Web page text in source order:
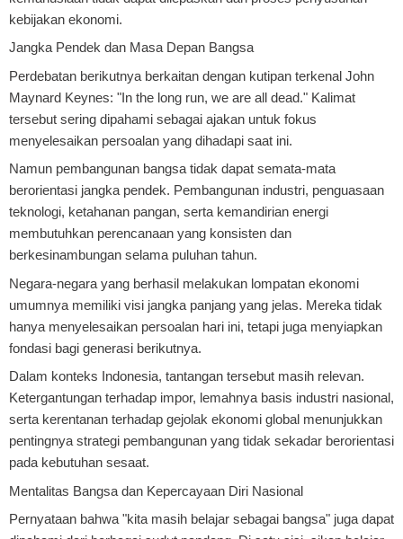
kebijakan ekonomi.
Jangka Pendek dan Masa Depan Bangsa
Perdebatan berikutnya berkaitan dengan kutipan terkenal John
Maynard Keynes: "In the long run, we are all dead." Kalimat
tersebut sering dipahami sebagai ajakan untuk fokus
menyelesaikan persoalan yang dihadapi saat ini.
Namun pembangunan bangsa tidak dapat semata-mata
berorientasi jangka pendek. Pembangunan industri, penguasaan
teknologi, ketahanan pangan, serta kemandirian energi
membutuhkan perencanaan yang konsisten dan
berkesinambungan selama puluhan tahun.
Negara-negara yang berhasil melakukan lompatan ekonomi
umumnya memiliki visi jangka panjang yang jelas. Mereka tidak
hanya menyelesaikan persoalan hari ini, tetapi juga menyiapkan
fondasi bagi generasi berikutnya.
Dalam konteks Indonesia, tantangan tersebut masih relevan.
Ketergantungan terhadap impor, lemahnya basis industri nasional,
serta kerentanan terhadap gejolak ekonomi global menunjukkan
pentingnya strategi pembangunan yang tidak sekadar berorientasi
pada kebutuhan sesaat.
Mentalitas Bangsa dan Kepercayaan Diri Nasional
Pernyataan bahwa "kita masih belajar sebagai bangsa" juga dapat